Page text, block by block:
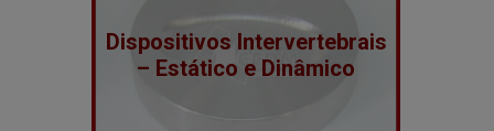
Dispositivos Intervertebrais
– Estático e Dinâmico